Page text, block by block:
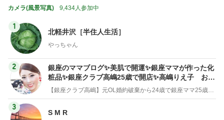
カメラ(風景写真) 9,434人参加中
1
北軽井沢［半住人生活］
やっちゃん
2
銀座のママブログ✨美肌で開運✨銀座ママが作った化
粧品✨銀座クラブ高嶋25歳で開店✨高嶋りえ子 お着
物でエルメス バーキン コーデ
【銀座クラブ高嶋】元OL婚約破棄から24歳で銀座ママ25歳でオーナーママ銀座 美肌で開運♡パワースポット巡り高嶋りえ子ブログ
3
S M R